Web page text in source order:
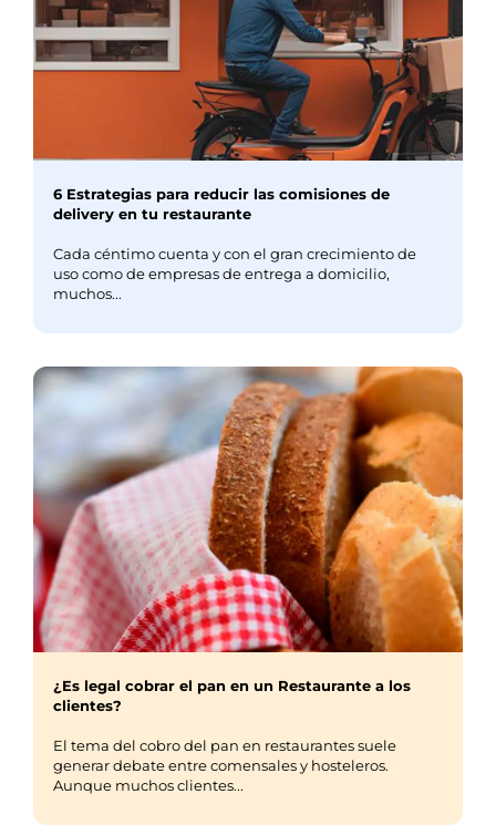
6 Estrategias para reducir las comisiones de
delivery en tu restaurante
Cada céntimo cuenta y con el gran crecimiento de
uso como de empresas de entrega a domicilio,
muchos...
¿Es legal cobrar el pan en un Restaurante a los
clientes?
El tema del cobro del pan en restaurantes suele
generar debate entre comensales y hosteleros.
Aunque muchos clientes...